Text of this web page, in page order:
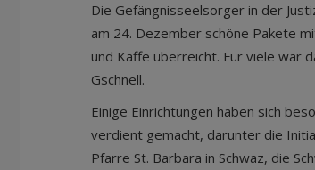
Die Gefängnisseelsorger in der
am 24. Dezember schöne Pakete
und Kaffe überreicht. Für viele war
Gschnell.
Einige Einrichtungen haben sich
verdient gemacht, darunter die
Pfarre St. Barbara in Schwaz, die